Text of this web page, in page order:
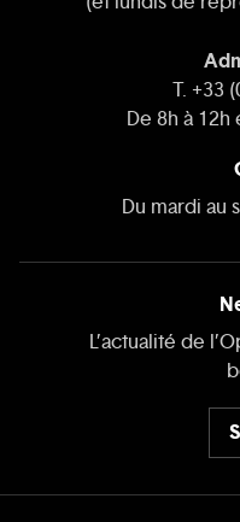
T. +33
De 8h à 12h
Du mardi au
L’actualité de